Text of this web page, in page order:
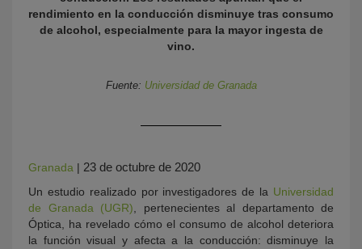
rendimiento en la conducción disminuye tras consumo
de alcohol, especialmente para la mayor ingesta de
vino.
Fuente: Universidad de Granada
Granada | 23 de octubre de 2020
Un estudio realizado por investigadores de la Universidad
de Granada (UGR) , pertenecientes al departamento de
Óptica, ha revelado cómo el consumo de alcohol deteriora
la función visual y afecta a la conducción: disminuye la